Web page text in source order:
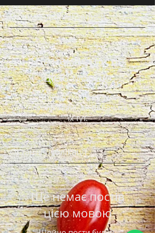
Рекомендовані записи
Ще немає постів
цією мовою
Щойно пости будуть
опубліковані, ви побачите
їх тут.
Останні публікації
Ще немає постів
цією мовою